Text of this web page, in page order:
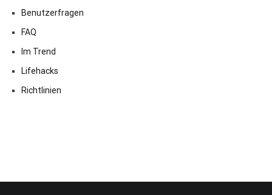
Benutzerfragen
FAQ
Im Trend
Lifehacks
Richtlinien